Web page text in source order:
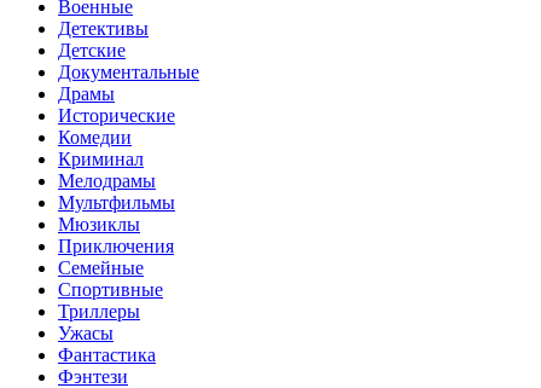
Военные
Детективы
Детские
Документальные
Драмы
Исторические
Комедии
Криминал
Мелодрамы
Мультфильмы
Мюзиклы
Приключения
Семейные
Спортивные
Триллеры
Ужасы
Фантастика
Фэнтези